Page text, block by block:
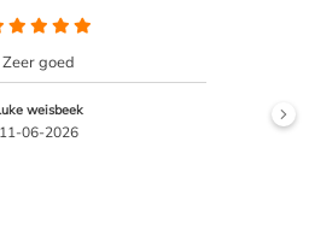
ik samen met 123wonen,
de dames van kantoor in
Ze ...
Lees meer +